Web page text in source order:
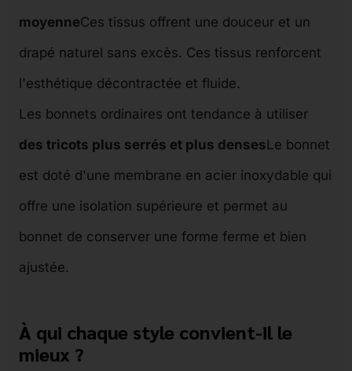
moyenneCes tissus offrent une douceur et un
drapé naturel sans excès. Ces tissus renforcent
l'esthétique décontractée et fluide.
Les bonnets ordinaires ont tendance à utiliser
des tricots plus serrés et plus densesLe bonnet
est doté d'une membrane en acier inoxydable qui
offre une isolation supérieure et permet au
bonnet de conserver une forme ferme et bien
ajustée.
À qui chaque style convient-il le
mieux ?